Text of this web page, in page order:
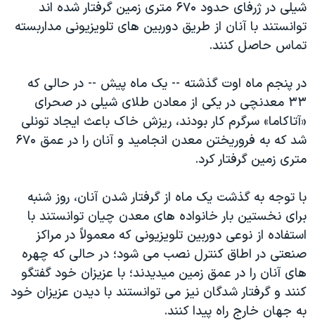
فرهنگ و زندگی
حقوق شهروندی
علم و فناوری
اسرائیل در جنگ
گالری عکس
آرشیو پخش زنده
مستندها
انتخابات ریاست جمهوری آمریکا ۲۰۲۴
رمز مهسا
ورزش زنان در ایران
اعتراضات زن، زندگی، آزادی
مجموعه مستندهای دادخواهی
تریبونال مردمی آبان ۹۸
دادگاه حمید نوری
چهل سال گروگان‌گیری
قانون شفافیت دارائی کادر رهبری ایران
اعتراضات مردمی آبان ۹۸
اسرائیل در جنگ
دنبال کنید
زبانهای مختلف
شيلی در ژرفای حدود ۶۷۰ متری زمين گرفتار شده اند
توانستند با آنان از طريق دوربين های تلويزيونی مداربسته
تماس حاصل کنند.
در پنجم ماه اوت گذشته -- يک ماه پيش -- در حالی که
۳۳ معدنچی در يکی از معادن طلای شيلی در صحرای
«آتاکاما» سرگرم کار بودند، ريزش خاک باعث ايجاد تونلی
شد که به فروريختن معدن انجاميد و آنان را در عمق ۶۷۰
متری زمين گرفتار کرد.
با توجه به گذشت يک ماه از گرفتار شدن آنان، روز شنبه
برای نخستين بار خانواده های معدن چيان توانستند با
استفاده از نوعی دوربين تلويزيونی که معمولاً در مراکز
صنعتی در اطاق کنترل نصب می شود؛ در حالی که چهره
های آنان را در عمق زمين ميديدند؛ با عزيزان خود گفتگو
کنند و گرفتار شدگان نيز می توانستند با ديدن عزيزان خود
به جهان خارج راه پيدا کنند.